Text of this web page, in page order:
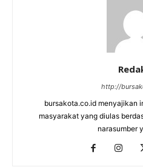
http://
bursakota.co.id menyajikan
masyarakat yang diulas
narasumber